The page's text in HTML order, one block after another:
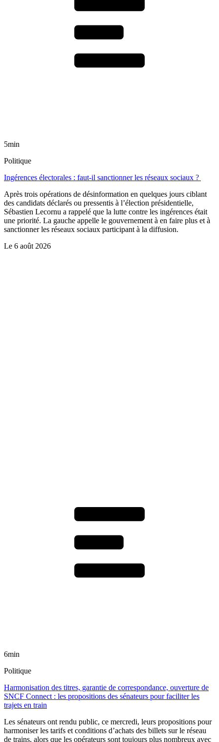
5min
Politique
Ingérences électorales : faut-il sanctionner les réseaux sociaux ?
Après trois opérations de désinformation en quelques jours ciblant
des candidats déclarés ou pressentis à l’élection présidentielle,
Sébastien Lecornu a rappelé que la lutte contre les ingérences était
une priorité. La gauche appelle le gouvernement à en faire plus et à
sanctionner les réseaux sociaux participant à la diffusion.
Le 6 août 2026
6min
Politique
Harmonisation des titres, garantie de correspondance, ouverture de
SNCF Connect : les propositions des sénateurs pour faciliter les
trajets en train
Les sénateurs ont rendu public, ce mercredi, leurs propositions pour
harmoniser les tarifs et conditions d’achats des billets sur le réseau
de trains, alors que les opérateurs sont toujours plus nombreux avec